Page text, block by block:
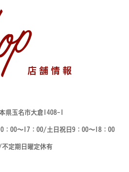
店舗情報
県玉名市大倉1408-1
：00～17：00/土日祝日9：00～18：00
定期日曜定休有